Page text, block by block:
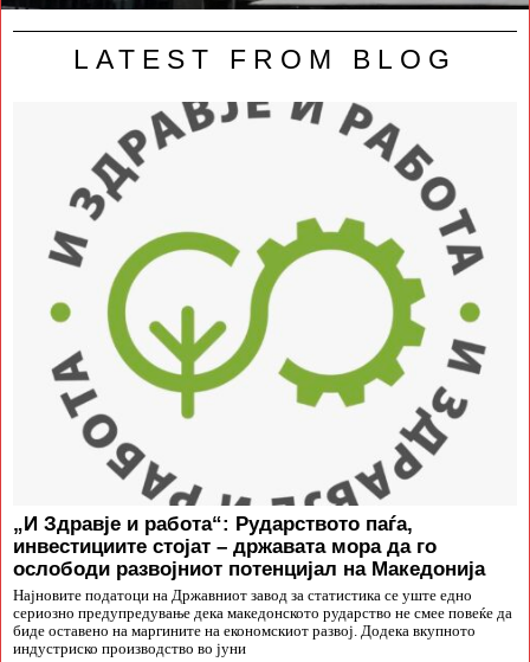
LATEST FROM BLOG
„И Здравје и работа“: Рударството паѓа,
инвестициите стојат – државата мора да го
ослободи развојниот потенцијал на Македонија
Најновите податоци на Државниот завод за статистика се уште едно
сериозно предупредување дека македонското рударство не смее повеќе да
биде оставено на маргините на економскиот развој. Додека вкупното
индустриско производство во јуни